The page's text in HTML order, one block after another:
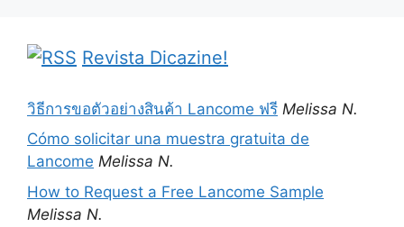
Revista Dicazine!
วิธีการขอตัวอย่างสินค้า Lancome ฟรี Melissa N.
Cómo solicitar una muestra gratuita de
Lancome Melissa N.
How to Request a Free Lancome Sample
Melissa N.